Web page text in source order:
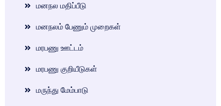
மனநல மதிப்பீடு
மனநலம் பேணும் முறைகள்
மரபணு ஊட்டம்
மரபணு குறியீடுகள்
மருந்து மேம்பாடு